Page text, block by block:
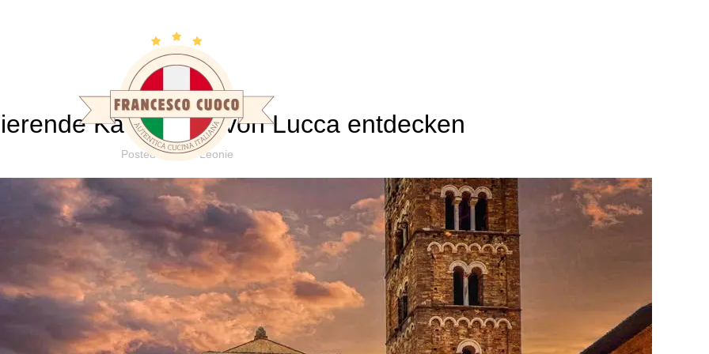
Blog
SEHENSWÜRDIGKEITEN IN ITALIEN
Kathedrale von Lucca entdecken
Posted by Leonie